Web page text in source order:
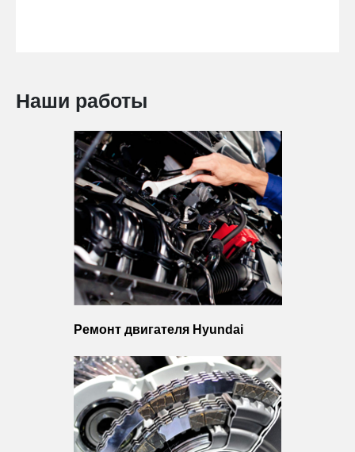
Наши работы
Ремонт двигателя Hyundai